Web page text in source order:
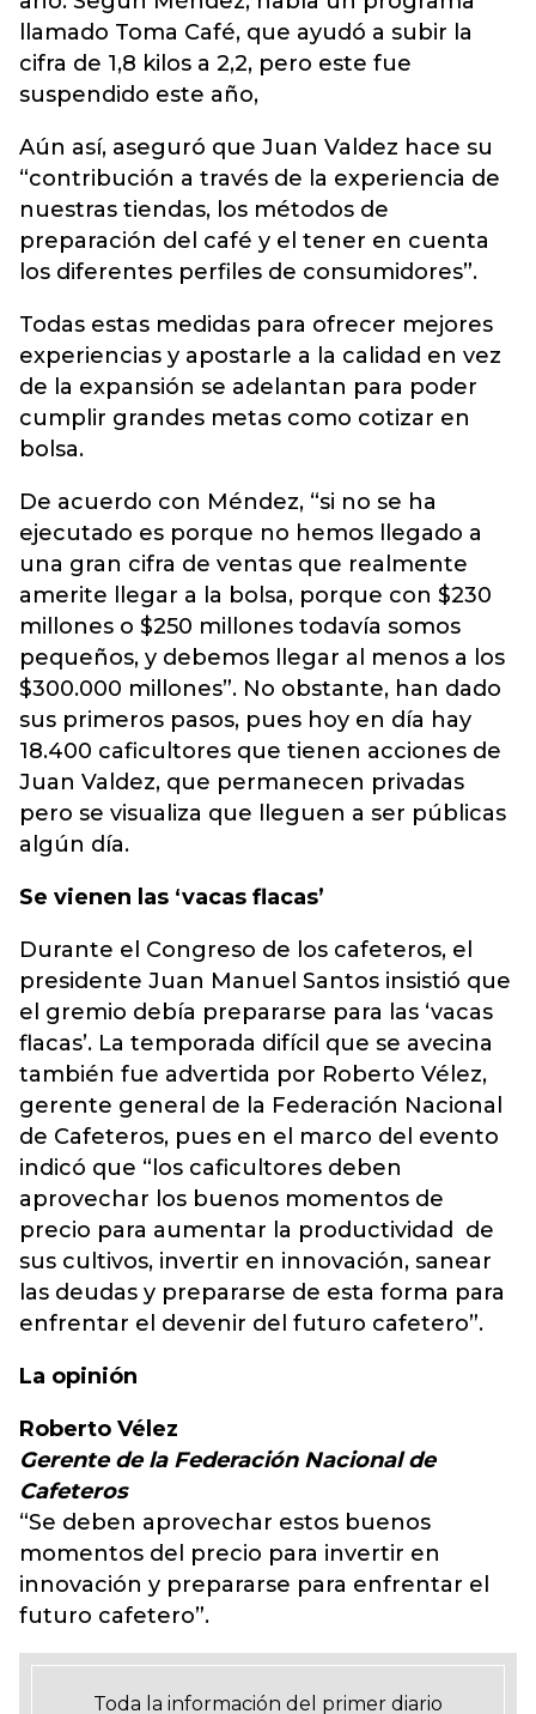
llamado Toma Café, que ayudó a subir la
cifra de 1,8 kilos a 2,2, pero este fue
suspendido este año,
Aún así, aseguró que Juan Valdez hace su
“contribución a través de la experiencia de
nuestras tiendas, los métodos de
preparación del café y el tener en cuenta
los diferentes perfiles de consumidores”.
Todas estas medidas para ofrecer mejores
experiencias y apostarle a la calidad en vez
de la expansión se adelantan para poder
cumplir grandes metas como cotizar en
bolsa.
De acuerdo con Méndez, “si no se ha
ejecutado es porque no hemos llegado a
una gran cifra de ventas que realmente
amerite llegar a la bolsa, porque con $230
millones o $250 millones todavía somos
pequeños, y debemos llegar al menos a los
$300.000 millones”. No obstante, han dado
sus primeros pasos, pues hoy en día hay
18.400 caficultores que tienen acciones de
Juan Valdez, que permanecen privadas
pero se visualiza que lleguen a ser públicas
algún día.
Se vienen las ‘vacas flacas’
Durante el Congreso de los cafeteros, el
presidente Juan Manuel Santos insistió que
el gremio debía prepararse para las ‘vacas
flacas’. La temporada difícil que se avecina
también fue advertida por Roberto Vélez,
gerente general de la Federación Nacional
de Cafeteros, pues en el marco del evento
indicó que “los caficultores deben
aprovechar los buenos momentos de
precio para aumentar la productividad de
sus cultivos, invertir en innovación, sanear
las deudas y prepararse de esta forma para
enfrentar el devenir del futuro cafetero”.
La opinión
Roberto Vélez
Gerente de la Federación Nacional de
Cafeteros
“Se deben aprovechar estos buenos
momentos del precio para invertir en
innovación y prepararse para enfrentar el
futuro cafetero”.
Toda la información del primer diario